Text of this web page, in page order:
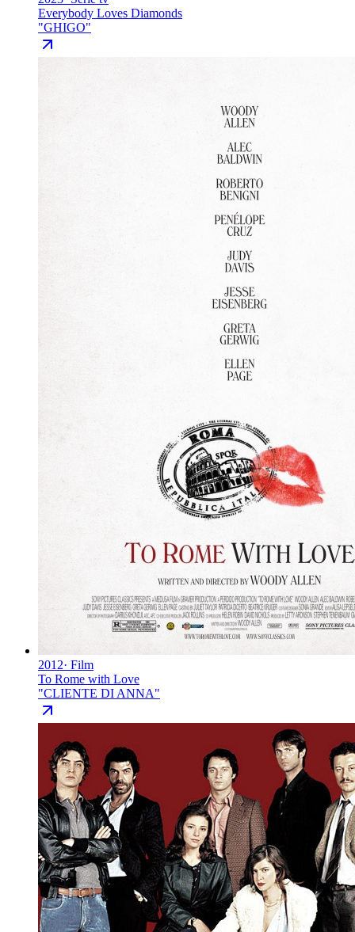
Everybody Loves Diamonds
"GHIGO"
2012· Film
To Rome with Love
"CLIENTE DI ANNA"